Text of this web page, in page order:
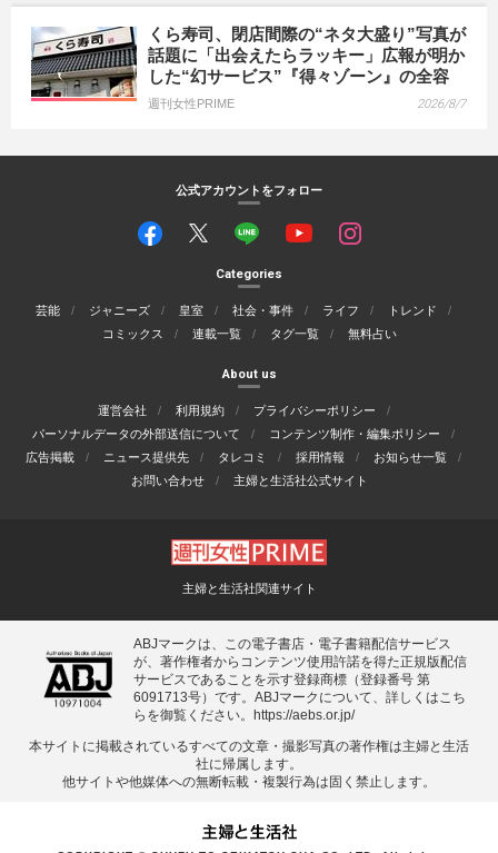
くら寿司、閉店間際の“ネタ大盛り”写真が
話題に「出会えたらラッキー」広報が明か
した“幻サービス”『得々ゾーン』の全容
週刊女性PRIME 2026/8/7
公式アカウントをフォロー
Categories
芸能 ジャニーズ 皇室 社会・事件 ライフ
トレンド
コミックス
連載一覧 タグ一覧 無料占い
About us
運営会社 利用規約
プライバシーポリシー
パーソナルデータの外部送信について
コンテンツ制作・編集ポリシー
広告掲載
ニュース提供先 タレコミ 採用情報
お知らせ一覧
お問い合わせ
主婦と生活社公式サイト
主婦と生活社関連サイト
ABJマークは、この電子書店・電子書籍配信サービス
が、著作権者からコンテンツ使用許諾を得た正規版配信
サービスであることを示す登録商標（登録番号 第
6091713号）です。ABJマークについて、詳しくはこち
らを御覧ください。 https://aebs.or.jp/
本サイトに掲載されているすべての⽂章・撮影写真の著作権は主婦と⽣活
社に帰属します。
他サイトや他媒体への無断転載・複製⾏為は固く禁⽌します。